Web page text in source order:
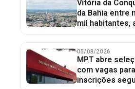
Vitória da
da Bahia entre
mil habitantes,
05/08/2026
MPT abre
com vagas
inscrições